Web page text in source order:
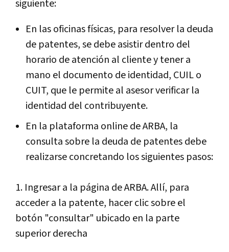
siguiente:
En las oficinas físicas, para resolver la deuda
de patentes, se debe asistir dentro del
horario de atención al cliente y tener a
mano el documento de identidad, CUIL o
CUIT, que le permite al asesor verificar la
identidad del contribuyente.
En la plataforma online de ARBA, la
consulta sobre la deuda de patentes debe
realizarse concretando los siguientes pasos:
1. Ingresar a la página de ARBA. Allí, para
acceder a la patente, hacer clic sobre el
botón "consultar" ubicado en la parte
superior derecha